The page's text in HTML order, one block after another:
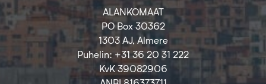
ALANKOMAAT
PO Box 30362
1303 AJ, Almere
Puhelin: +31 36 20 31 222
KvK 39082906